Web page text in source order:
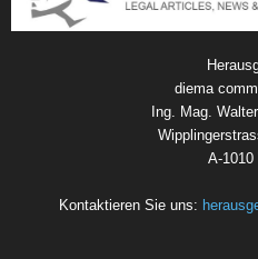
diema
Ing. Mag.
A-1010
Kontaktieren Sie uns: